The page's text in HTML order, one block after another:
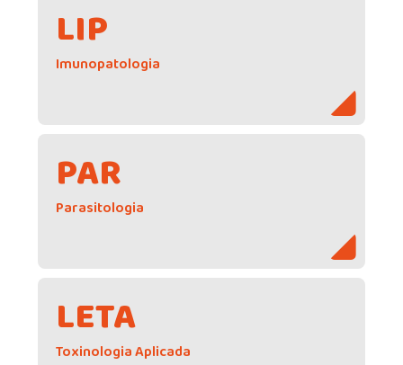
LIP
Imunopatologia
PAR
Parasitologia
LETA
Toxinologia Aplicada